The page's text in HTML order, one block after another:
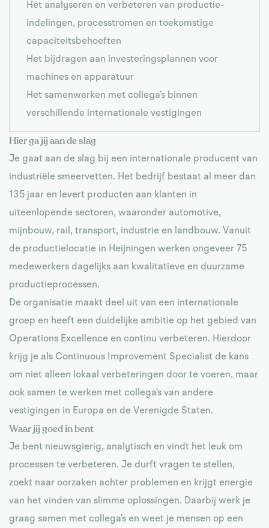
Het analyseren en verbeteren van productie-
indelingen, processtromen en toekomstige
capaciteitsbehoeften
Het bijdragen aan investeringsplannen voor
machines en apparatuur
Het samenwerken met collega’s binnen
verschillende internationale vestigingen
Hier ga jij aan de slag
Je gaat aan de slag bij een internationale producent van
industriële smeervetten. Het bedrijf bestaat al meer dan
135 jaar en levert producten aan klanten in
uiteenlopende sectoren, waaronder automotive,
mijnbouw, rail, transport, industrie en landbouw. Vanuit
de productielocatie in Heijningen werken ongeveer 75
medewerkers dagelijks aan kwalitatieve en duurzame
productieprocessen.
De organisatie maakt deel uit van een internationale
groep en heeft een duidelijke ambitie op het gebied van
Operations Excellence en continu verbeteren. Hierdoor
krijg je als Continuous Improvement Specialist de kans
om niet alleen lokaal verbeteringen door te voeren, maar
ook samen te werken met collega’s van andere
vestigingen in Europa en de Verenigde Staten.
Waar jij goed in bent
Je bent nieuwsgierig, analytisch en vindt het leuk om
processen te verbeteren. Je durft vragen te stellen,
zoekt naar oorzaken achter problemen en krijgt energie
van het vinden van slimme oplossingen. Daarbij werk je
graag samen met collega’s en weet je mensen op een